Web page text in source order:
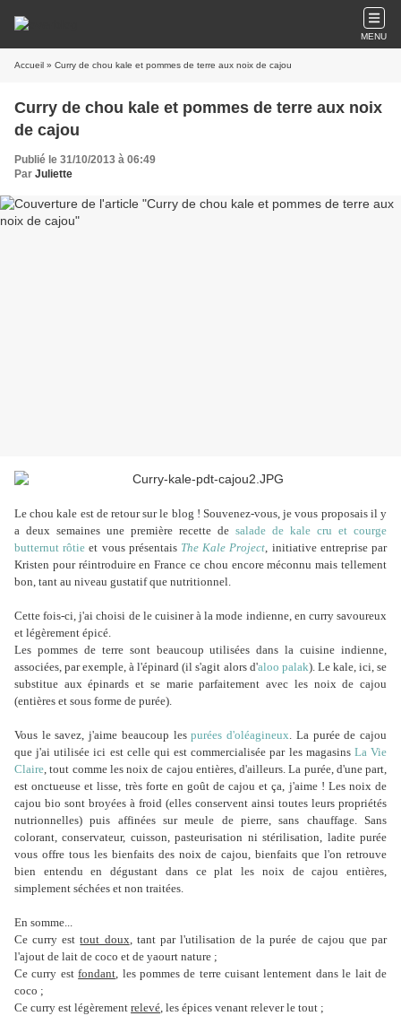
MENU
Accueil » Curry de chou kale et pommes de terre aux noix de cajou
Curry de chou kale et pommes de terre aux noix
de cajou
Publié le 31/10/2013 à 06:49
Par Juliette
Le chou kale est de retour sur le blog ! Souvenez-vous, je vous proposais il y
a deux semaines une première recette de salade de kale cru et courge
butternut rôtie et vous présentais The Kale Project, initiative entreprise par
Kristen pour réintroduire en France ce chou encore méconnu mais tellement
bon, tant au niveau gustatif que nutritionnel.
Cette fois-ci, j'ai choisi de le cuisiner à la mode indienne, en curry savoureux
et légèrement épicé.
Les pommes de terre sont beaucoup utilisées dans la cuisine indienne,
associées, par exemple, à l'épinard (il s'agit alors d'aloo palak). Le kale, ici, se
substitue aux épinards et se marie parfaitement avec les noix de cajou
(entières et sous forme de purée).
Vous le savez, j'aime beaucoup lespurées d'oléagineux. La purée de cajou
que j'ai utilisée ici est celle qui est commercialisée par les magasins La Vie
Claire, tout comme les noix de cajou entières, d'ailleurs. La purée, d'une part,
est onctueuse et lisse, très forte en goût de cajou et ça, j'aime ! Les noix de
cajou bio sont broyées à froid (elles conservent ainsi toutes leurs propriétés
nutrionnelles) puis affinées sur meule de pierre, sans chauffage. Sans
colorant, conservateur, cuisson, pasteurisation ni stérilisation, ladite purée
vous offre tous les bienfaits des noix de cajou, bienfaits que l'on retrouve
bien entendu en dégustant dans ce plat les noix de cajou entières,
simplement séchées et non traitées.
En somme...
Ce curry esttout doux, tant par l'utilisation de la purée de cajou que par
l'ajout de lait de coco et de yaourt nature ;
Ce curry estfondant, les pommes de terre cuisant lentement dans le lait de
coco ;
Ce curry est légèrement relevé, les épices venant relever le tout ;